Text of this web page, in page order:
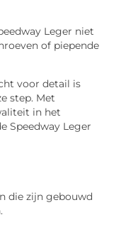
Leger niet
of piepende
voor detail is
step. Met
in het
Speedway Leger
die zijn gebouwd